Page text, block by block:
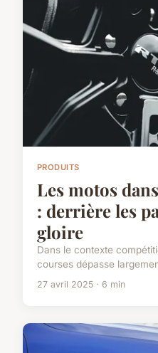
PRODUITS
Les motos
: derrière les
gloire
Dans le contexte
courses dépasse
27 avril 2025 · 6 min